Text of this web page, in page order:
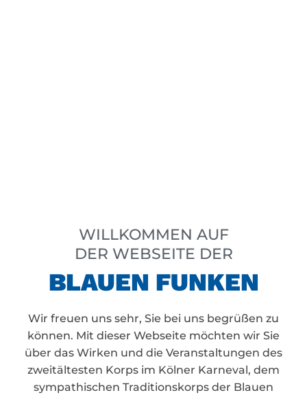
WILLKOMMEN AUF
DER WEBSEITE DER
BLAUEN FUNKEN
Wir freuen uns sehr, Sie bei uns begrüßen zu
können. Mit dieser Webseite möchten wir Sie
über das Wirken und die Veranstaltungen des
zweitältesten Korps im Kölner Karneval, dem
sympathischen Traditionskorps der Blauen